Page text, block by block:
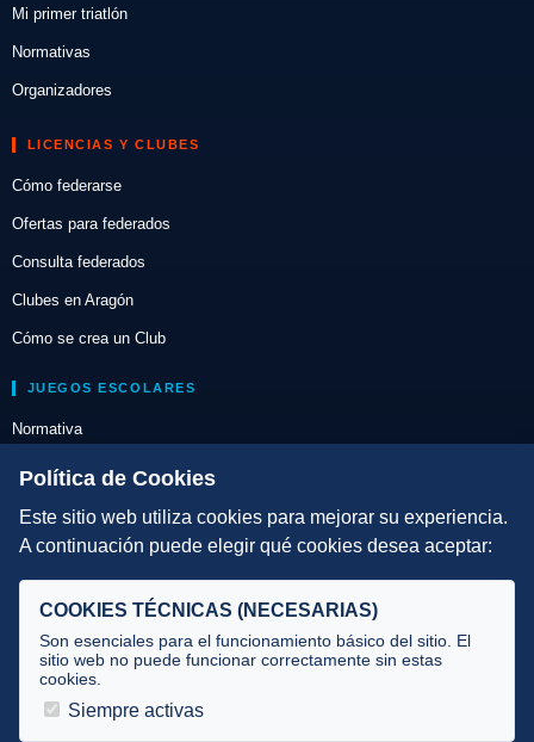
Mi primer triatlón
Normativas
Organizadores
LICENCIAS Y CLUBES
Cómo federarse
Ofertas para federados
Consulta federados
Clubes en Aragón
Cómo se crea un Club
JUEGOS ESCOLARES
Normativa
Escuelas de Triatlón
DIRECCIÓN TÉCNICA
Selecciones
Tecnificación
JUECES Y OFICIALES
Política de Cookies
Este sitio web utiliza cookies para mejorar su experiencia.
A continuación puede elegir qué cookies desea aceptar:
COOKIES TÉCNICAS (NECESARIAS)
Son esenciales para el funcionamiento básico del sitio. El
sitio web no puede funcionar correctamente sin estas
cookies.
Siempre activas